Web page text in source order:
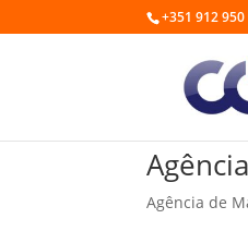
+351 912
Agência de